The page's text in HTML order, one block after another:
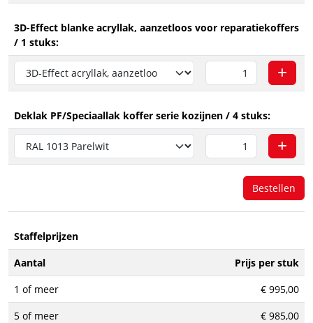
3D-Effect blanke acryllak, aanzetloos voor reparatiekoffers
/ 1 stuks:
Deklak PF/Speciaallak koffer serie kozijnen / 4 stuks:
Bestellen
Staffelprijzen
Aantal
Prijs per stuk
1 of meer
€ 995,00
5 of meer
€ 985,00